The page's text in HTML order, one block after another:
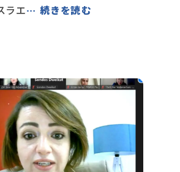
ラエ… 続きを読む